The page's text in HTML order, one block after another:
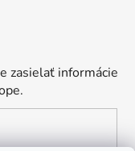
zasielať informácie